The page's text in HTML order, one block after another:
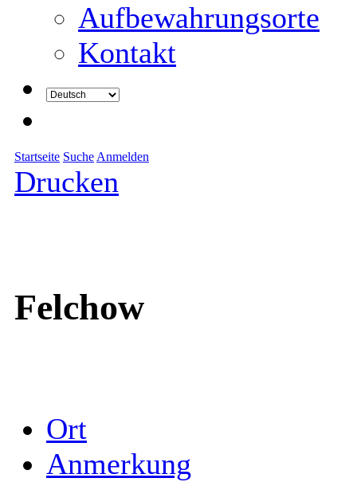
Aufbewahrungsorte
Kontakt
Startseite Suche Anmelden
Drucken
Felchow
Ort
Anmerkung